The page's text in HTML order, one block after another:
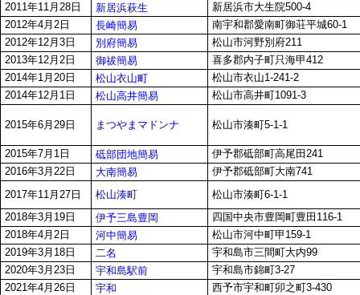
2011年11月28日
新居浜萩生
新居浜市大生院500-4
2012年4月2日
長崎簡易
南宇和郡愛南町御荘平城60-1
2012年12月3日
別府簡易
松山市河野別府211
2013年12月2日
御祓簡易
喜多郡内子町只海甲412
2014年1月20日
松山衣山町
松山市衣山1-241-2
2014年12月1日
松山高井簡易 松山市高井町1091-3
2015年6月29日 まつやまマドンナ 松山市湊町5-1-1
2015年7月1日 砥部団地簡易
伊予郡砥部町高尾田241
2016年3月22日
大南簡易
伊予郡砥部町大南741
2017年11月27日
松山湊町
松山市湊町6-1-1
2018年3月19日
伊予三島豊岡
四国中央市豊岡町豊田116-1
2018年4月2日
河中簡易
松山市河中町甲159-1
2019年3月18日
二名
宇和島市三間町大内99
2020年3月23日
宇和島駅前
宇和島市錦町3-27
2021年4月26日
宇和
西予市宇和町卯之町3-430